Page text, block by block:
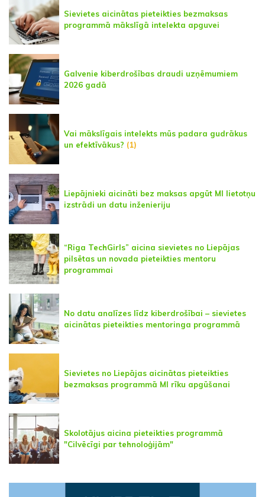
Sievietes aicinātas pieteikties bezmaksas
programmā mākslīgā intelekta apguvei
Galvenie kiberdrošības draudi uzņēmumiem
2026 gadā
Vai mākslīgais intelekts mūs padara gudrākus
un efektīvākus? (1)
Liepājnieki aicināti bez maksas apgūt MI lietotņu
izstrādi un datu inženieriju
“Riga TechGirls” aicina sievietes no Liepājas
pilsētas un novada pieteikties mentoru
programmai
No datu analīzes līdz kiberdrošībai – sievietes
aicinātas pieteikties mentoringa programmā
Sievietes no Liepājas aicinātas pieteikties
bezmaksas programmā MI rīku apgūšanai
Skolotājus aicina pieteikties programmā
"Cilvēcīgi par tehnoloģijām"